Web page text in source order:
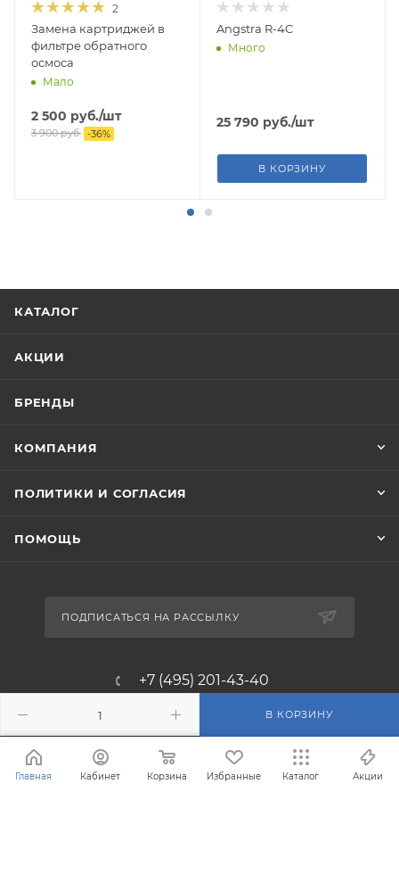
В КОРЗИНУ
2
Замена картриджей в
фильтре обратного
осмоса
Мало
2 500 руб./шт
3 900руб. -36%
Angstra R-4C
Много
25 790 руб./шт
В КОРЗИНУ
КАТАЛОГ
АКЦИИ
БРЕНДЫ
КОМПАНИЯ
ПОЛИТИКИ И СОГЛАСИЯ
ПОМОЩЬ
ПОДПИСАТЬСЯ НА РАССЫЛКУ
+7 (495) 201-43-40
info@filterosmos.ru
125008 г. Москва, проезд
Черепановых д.5
Главная Кабинет Корзина Избранные Каталог Акции